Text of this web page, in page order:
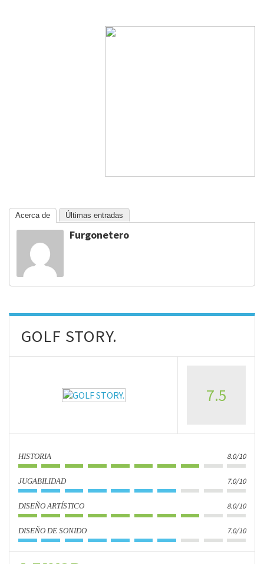
Acerca de Últimas entradas
Furgonetero
GOLF STORY.
7.5
HISTORIA 8.0/10
JUGABILIDAD 7.0/10
DISEÑO ARTÍSTICO 8.0/10
DISEÑO DE SONIDO 7.0/10